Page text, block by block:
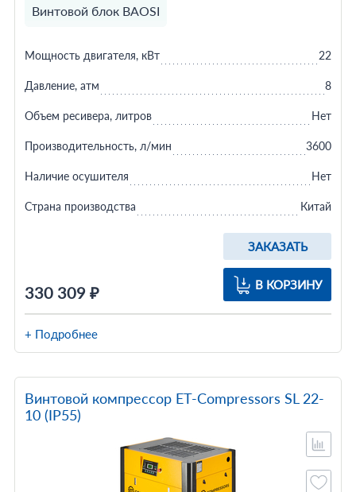
Винтовой блок BAOSI
330 309 ₽
ЗАКАЗАТЬ
В КОРЗИНУ
Мощность двигателя, кВт 22
Давление, атм 8
Объем ресивера, литров Нет
Производительность, л/мин 3600
Наличие осушителя Нет
Страна производства Китай
+ Подробнее
Винтовой компрессор ET-Compressors SL 22-
10 (IP55)